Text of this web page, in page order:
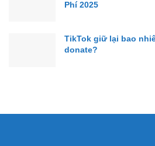
Phí 2025
TikTok giữ lại bao
donate?